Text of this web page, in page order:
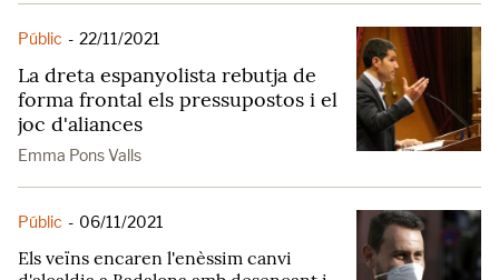
Públic - 22/11/2021
La dreta espanyolista rebutja de
forma frontal els pressupostos i el
joc d'aliances
Emma Pons Valls
Públic - 06/11/2021
Els veïns encaren l'enèssim canvi